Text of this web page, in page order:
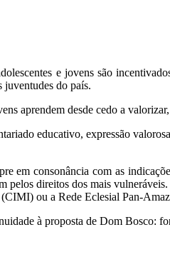
e jovens são
juventudes do país.
aprendem desde cedo a
educativo, expressão
em consonância com as
pelos direitos dos mais
ou a Rede Eclesial Pan-
à proposta de Dom Bosco: